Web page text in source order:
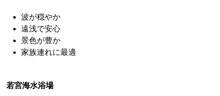
波が穏やか
遠浅で安心
景色が豊か
家族連れに最適
若宮海水浴場